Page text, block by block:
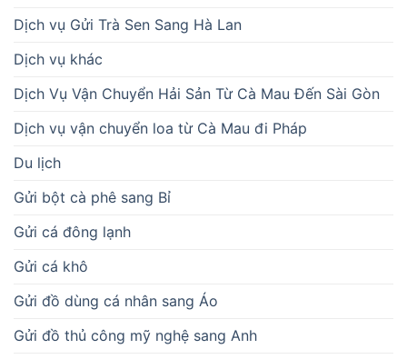
Dịch vụ Gửi Trà Sen Sang Hà Lan
Dịch vụ khác
Dịch Vụ Vận Chuyển Hải Sản Từ Cà Mau Đến Sài Gòn
Dịch vụ vận chuyển loa từ Cà Mau đi Pháp
Du lịch
Gửi bột cà phê sang Bỉ
Gửi cá đông lạnh
Gửi cá khô
Gửi đồ dùng cá nhân sang Áo
Gửi đồ thủ công mỹ nghệ sang Anh